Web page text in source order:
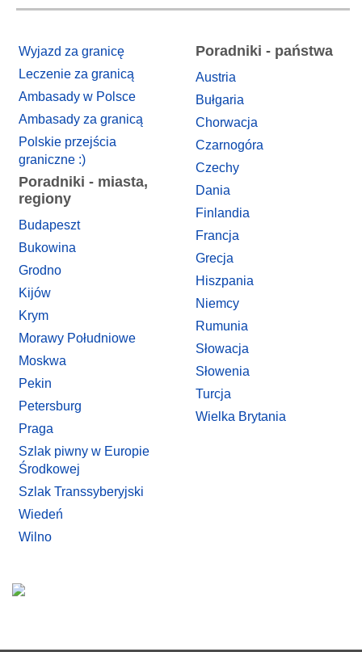
Wyjazd za granicę
Leczenie za granicą
Ambasady w Polsce
Ambasady za granicą
Polskie przejścia
graniczne :)
Poradniki - miasta,
regiony
Budapeszt
Bukowina
Grodno
Kijów
Krym
Morawy Południowe
Moskwa
Pekin
Petersburg
Praga
Szlak piwny w Europie
Środkowej
Szlak Transsyberyjski
Wiedeń
Wilno
Poradniki - państwa
Austria
Bułgaria
Chorwacja
Czarnogóra
Czechy
Dania
Finlandia
Francja
Grecja
Hiszpania
Niemcy
Rumunia
Słowacja
Słowenia
Turcja
Wielka Brytania